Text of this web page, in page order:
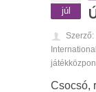
júl
Csocsó,